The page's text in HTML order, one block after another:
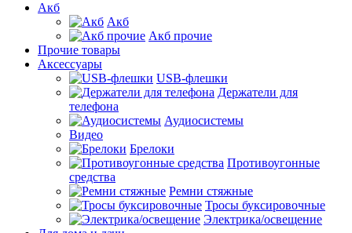
Акб
Акб
Акб прочие
Прочие товары
Аксессуары
USB-флешки
Держатели для
телефона
Аудиосистемы
Видео
Брелоки
Противоугонные
средства
Ремни стяжные
Тросы буксировочные
Электрика/освещение